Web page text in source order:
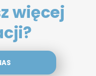
więcej